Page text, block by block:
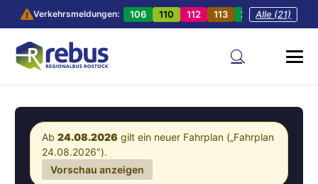
Verkehrsmeldungen: 106 110 112 113 201 202
Alle (21)
Ab 24.08.2026 gilt ein neuer Fahrplan („Fahrplan
24.08.2026").
Vorschau anzeigen